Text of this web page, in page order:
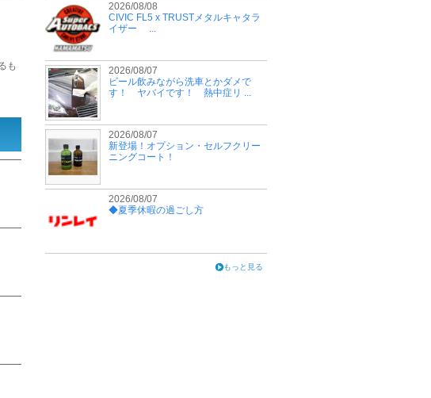
も
2026/08/08
CIVIC FL5 x TRUSTメタルキャタラ
イザー ...
2026/08/07
ビール飲みながら洗車とかダメで
す！ ヤバイです！ 熱中症リ ...
2026/08/07
新登場！オプション・セルフクリー
ニングコート！
2026/08/07
◆夏季休暇の過ごし方
もっと見る